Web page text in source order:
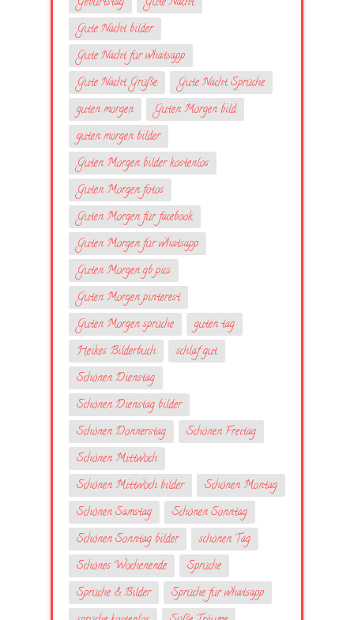
Gute Nacht bilder
Gute Nacht für whatsapp
Gute Nacht Grüße
Gute Nacht Sprüche
guten morgen
Guten Morgen bild
guten morgen bilder
Guten Morgen bilder kostenlos
Guten Morgen fotos
Guten Morgen für facebook
Guten Morgen für whatsapp
Guten Morgen gb pics
Guten Morgen pinterest
Guten Morgen sprüche
guten tag
Heikes Bilderbuch
schlaf gut
Schönen Dienstag
Schönen Dienstag bilder
Schönen Donnerstag
Schönen Freitag
Schönen Mittwoch
Schönen Mittwoch bilder
Schönen Montag
Schönen Samstag
Schönen Sonntag
Schönen Sonntag bilder
schönen Tag
Schönes Wochenende
Sprüche
Sprüche & Bilder
Sprüche fur whatsapp